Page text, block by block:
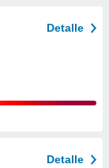
Detalle
Detalle